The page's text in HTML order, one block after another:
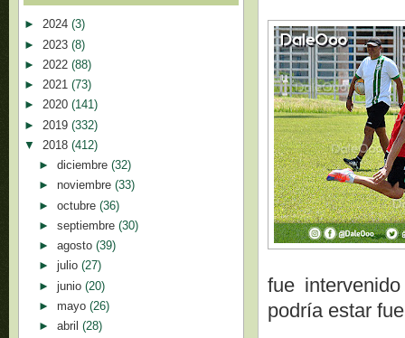
fue
podría estar
► 2024 (3)
► 2023 (8)
► 2022 (88)
► 2021 (73)
► 2020 (141)
► 2019 (332)
▼ 2018 (412)
► diciembre (32)
► noviembre (33)
► octubre (36)
► septiembre (30)
► agosto (39)
► julio (27)
► junio (20)
► mayo (26)
► abril (28)